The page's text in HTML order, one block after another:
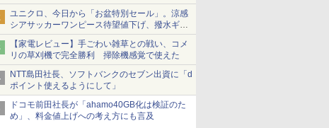
ユニクロ、今日から「お盆特別セール」。涼感
シアサッカーワンピース待望値下げ、撥水ギア
ショーツは1990円に
【家電レビュー】手ごわい雑草との戦い、コメ
リの草刈機で完全勝利 掃除機感覚で使えた
NTT島田社長、ソフトバンクのセブン出資に「d
ポイント使えるようにして」
ドコモ前田社長が「ahamo40GB化は検証のた
め」、料金値上げへの考え方にも言及